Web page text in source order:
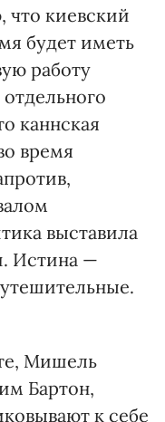
что киевский
будет иметь
работу
каннская
время
выставила
Истина —
Мишель
Бартон,
к себе